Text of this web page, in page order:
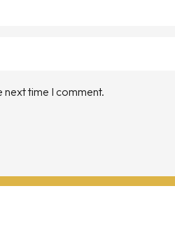
next time I comment.